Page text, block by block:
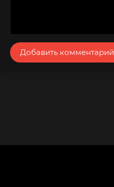
Добавить комментарий